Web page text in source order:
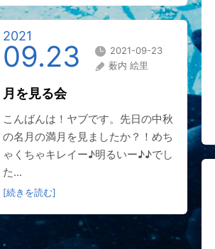
2021
09.23
2021-09-23
薮内 絵里
月を見る会
こんばんは！ヤブです。先日の中秋
の名月の満月を見ましたか？！めち
ゃくちゃキレイー♪明るいー♪♪でし
た...
[続きを読む]